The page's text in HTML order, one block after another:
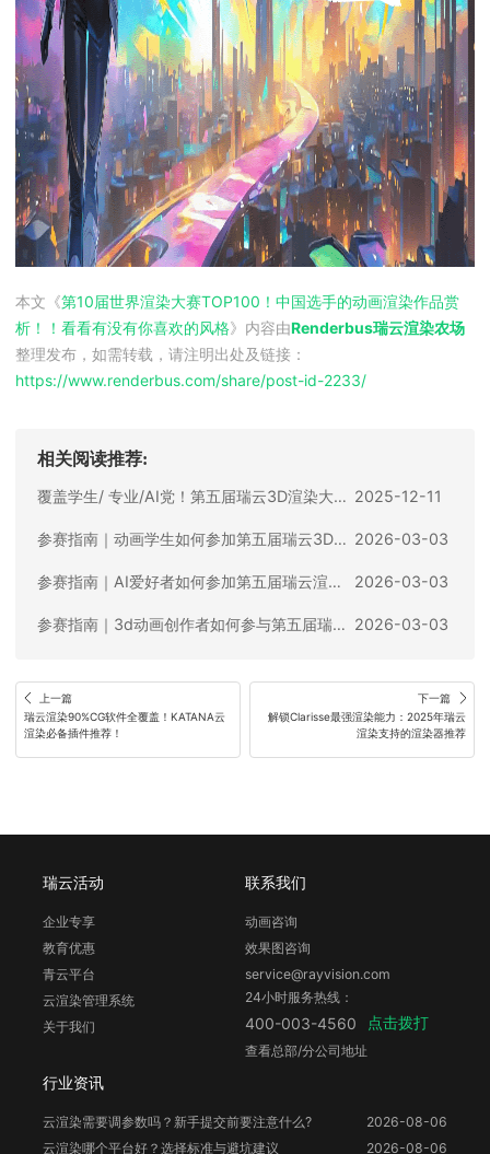
本文《第10届世界渲染大赛TOP100！中国选手的动画渲染作品赏
析！！看看有没有你喜欢的风格》内容由Renderbus瑞云渲染农场
整理发布，如需转载，请注明出处及链接：
https://www.renderbus.com/share/post-id-2233/
相关阅读推荐:
覆盖学生/ 专业/AI党！第五届瑞云3D渲染大赛全解析，解锁创作获奖密码！ 2025-12-11
参赛指南｜动画学生如何参加第五届瑞云3D渲染大赛？保姆级攻略来了！ 2026-03-03
参赛指南｜AI爱好者如何参加第五届瑞云渲染大赛？AIGC专属赛道全攻略 2026-03-03
参赛指南｜3d动画创作者如何参与第五届瑞云渲染大赛？专业赛道通关秘籍 2026-03-03
上一篇
瑞云渲染90%CG软件全覆盖！KATANA云
渲染必备插件推荐！
下一篇
解锁Clarisse最强渲染能力：2025年瑞云
渲染支持的渲染器推荐
瑞云活动
企业专享
教育优惠
青云平台
云渲染管理系统
关于我们
行业资讯
云渲染需要调参数吗？新手提交前要注意什么?
2026-08-06
云渲染哪个平台好？选择标准与避坑建议
2026-08-06
联系我们
动画咨询
效果图咨询
service@rayvision.com
24小时服务热线：
400-003-4560 点击拨打
查看总部/分公司地址